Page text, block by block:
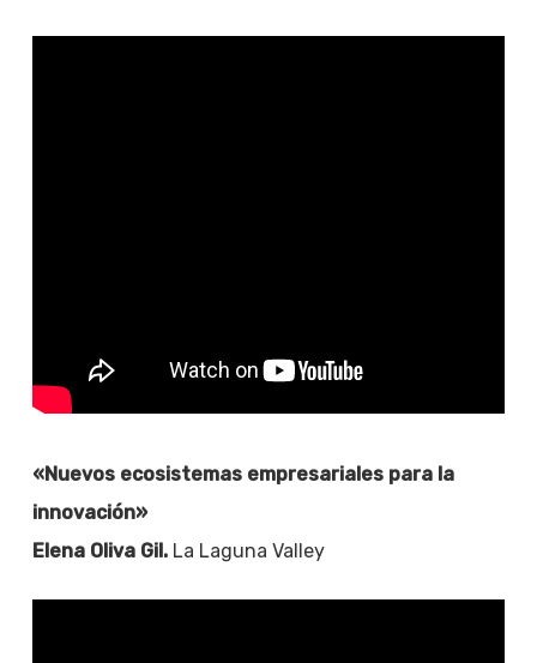
«Nuevos ecosistemas empresariales para la
innovación»
Elena Oliva Gil.La Laguna Valley